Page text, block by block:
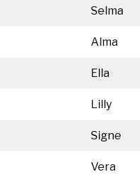
Selma
Alma
Ella
Lilly
Signe
Vera